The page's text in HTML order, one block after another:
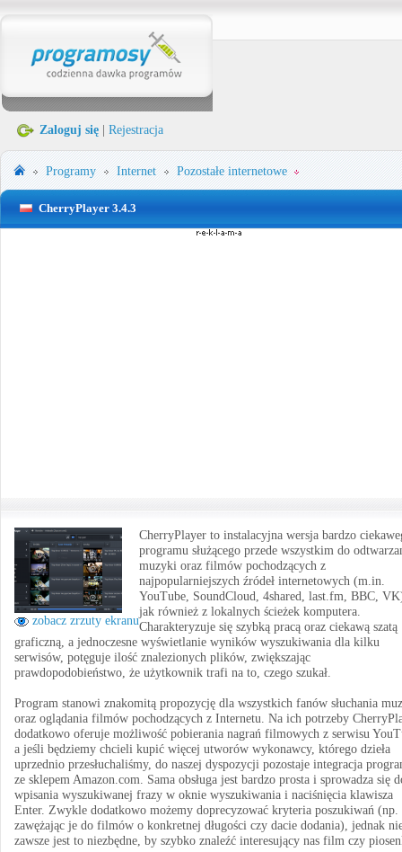
Zaloguj się Rejestracja
Programy Internet Pozostałe internetowe
CherryPlayer 3.4.3
zobacz zrzuty ekranu
CherryPlayer to instalacyjna wersja bardzo
programu służącego przede wszystkim do
muzyki oraz filmów pochodzących z
najpopularniejszych źródeł internetowych (m.in.
YouTube, SoundCloud, 4shared, last.fm, BBC,
jak również z lokalnych ścieżek komputera.
Charakteryzuje się szybką pracą oraz ciekawą szatą
graficzną, a jednoczesne wyświetlanie wyników wyszukiwania dla kilku
serwisów, potęguje ilość znalezionych plików, zwiększając
prawdopodobieństwo, że użytkownik trafi na to, czego szukał.
Program stanowi znakomitą propozycję dla wszystkich fanów słuchania
oraz oglądania filmów pochodzących z Internetu. Na ich potrzeby
dodatkowo oferuje możliwość pobierania nagrań filmowych z serwisu
a jeśli będziemy chcieli kupić więcej utworów wykonawcy, którego dzieła
uprzednio przesłuchaliśmy, do naszej dyspozycji pozostaje integracja
ze sklepem Amazon.com. Sama obsługa jest bardzo prosta i sprowadza się
wpisania wyszukiwanej frazy w oknie wyszukiwania i naciśnięcia klawisza
Enter. Zwykle dodatkowo możemy doprecyzować kryteria poszukiwań (np.
zawężając je do filmów o konkretnej długości czy dacie dodania), jednak
zawsze jest to niezbędne, by szybko znaleźć interesujący nas film czy